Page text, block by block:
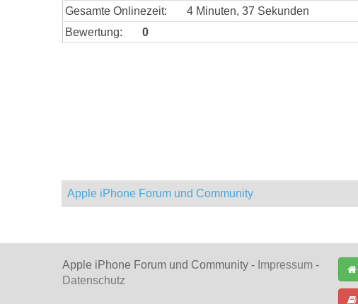
Gesamte Onlinezeit:
4 Minuten, 37 Sekunden
Bewertung:
0
Apple iPhone Forum und Community
Apple iPhone Forum und Community - Impressum -
Datenschutz